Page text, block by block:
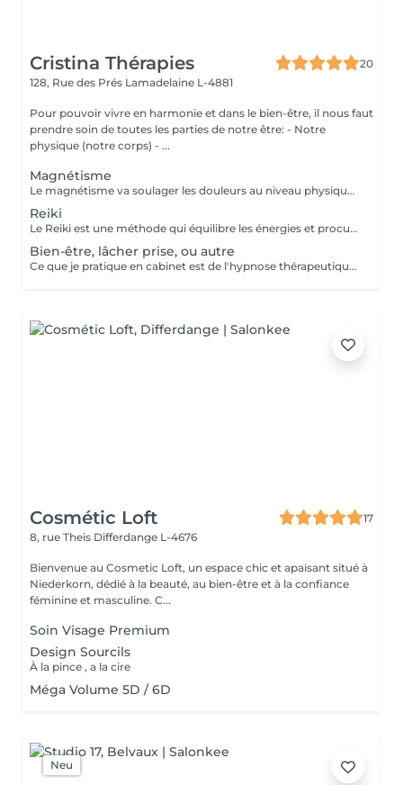
Cristina Thérapies
20
128, Rue des Prés Lamadelaine L-4881
Pour pouvoir vivre en harmonie et dans le bien-être, il nous faut
prendre soin de toutes les parties de notre être: - Notre
physique (notre corps) - ...
Magnétisme
Le magnétisme va soulager les douleurs au niveau physique: fibromyalgie, douleurs musculaires, mal de dos, sciatiques, douleurs au niveau des articulations, arthroses, migraines, problèmes de digestion, cicatrisation (après une opération par exemple) ... Il va agir en tant que coupe feu, sur brûlures physiques ou soulagement lors des séances de chimiothérapie ou radiothérapie... Ainsi que sur l'insomnie, le stress, l'angoisse, la dépression, la fatigue... Attention, les séances de magnétisme peuvent être pratiquées à titre préventif ou en accompagnement des soins médicaux, mais ne peuvent en aucun cas, se substituer aux traitements médicaux. Paiement sur place en espèces.
Reiki
Le Reiki est une méthode qui équilibre les énergies et procure un apaisement physique, psychique et émotionnel. Lors d'une séance de Reiki (Rei signifie esprit-conscience, Ki signifie énergie-sensation), le praticien dirige l'énergie universelle vers les zones du corps qui en ont le plus besoin, faisant en sorte que l'énergie circule uniformément et harmonieusement. Une séance permet : d'apaiser le corps et l'esprit de procurer un sentiment de bien-être d'harmoniser la circulation de l'énergie de favoriser un état de relaxation de soutenir le potentiel de guérison de retrouver un sommeil réparateur retrouver une meilleure circulation sanguine réduire les douleurs physiques réduire le stress Les séances de reiki peuvent être pratiquées à titre préventif, ou en accompagnement des soins médicaux, mais ne peuvent en aucun cas, se substituer aux traitements médicaux. Paiement sur place en espèces.
Bien-être, lâcher prise, ou autre
Ce que je pratique en cabinet est de l'hypnose thérapeutique. Vous restez maître de vous-même et libre de vos actions. Ensemble nous travaillons sur vos émotions. Je vais chercher vos blocages, vos peurs, vos craintes, et fais en sorte que celles-ci ne soient plus un poids pour vous. Aussi ce qu'il y a de mieux en vous, vos forces, votre courage, et bien d'autres qualités, pour que cela vous aide à aller mieux et à atteindre vos objectifs. Paiement sur place en espèces.
Cosmétic Loft
17
8, rue Theis Differdange L-4676
Bienvenue au Cosmetic Loft, un espace chic et apaisant situé à
Niederkorn, dédié à la beauté, au bien-être et à la confiance
féminine et masculine. C...
Soin Visage Premium
Design Sourcils
À la pince , a la cire
Méga Volume 5D / 6D
Neu